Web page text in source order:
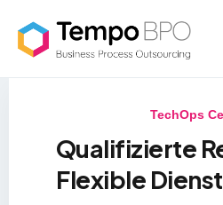
TechOps
Qualifizierte
Flexible